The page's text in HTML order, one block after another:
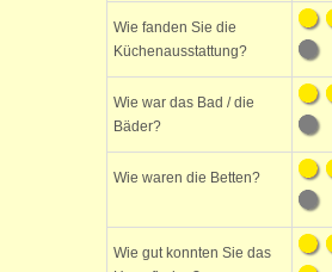
Wie fanden Sie die
Küchenausstattung?
Wie war das Bad / die
Bäder?
Wie waren die Betten?
Wie gut konnten Sie das